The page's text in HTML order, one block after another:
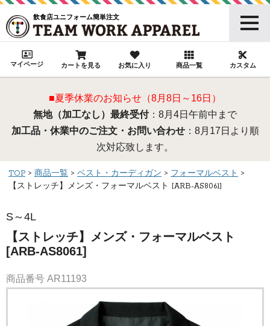
飲食店ユニフォーム簡単注文
マイページ カートを見る お気に入り 商品一覧 カスタム
■夏季休業のお知らせ（8月8日～16日）
無地（加工なし）最終受付：8月4日午前中まで
加工品・休業中のご注文・お問い合わせ：8月17日より順
次対応致します。
TOP 商品一覧 ベスト・カーディガン
フォーマルベスト
【ストレッチ】メンズ・フォーマルベスト [ARB-AS8061]
S～4L
【ストレッチ】メンズ・フォーマルベスト
[ARB-AS8061]
商品番号 AR11193